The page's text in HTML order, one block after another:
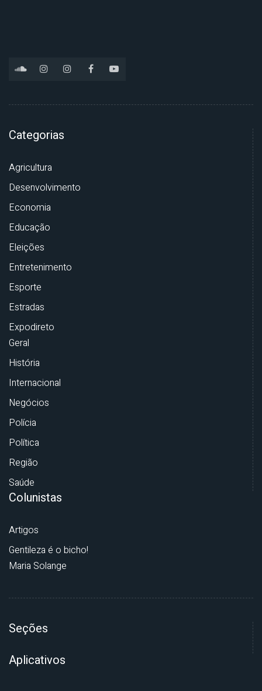
Categorias
Agricultura
Desenvolvimento
Economia
Educação
Eleições
Entretenimento
Esporte
Estradas
Expodireto
Geral
História
Internacional
Negócios
Polícia
Política
Região
Saúde
Colunistas
Artigos
Gentileza é o bicho!
Maria Solange
Seções
Aplicativos